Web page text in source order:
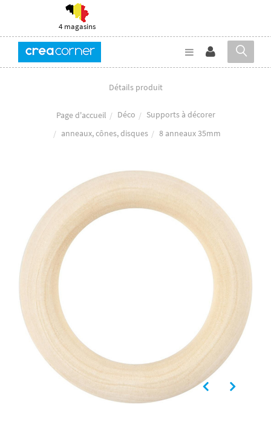
4 magasins
Détails produit
Page d'accueil Déco
Supports à décorer
anneaux, cônes, disques
8 anneaux 35mm